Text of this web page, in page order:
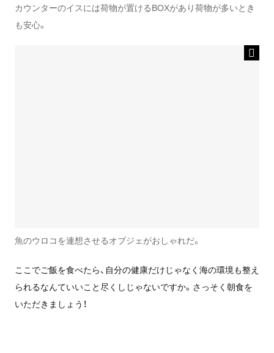
カウンターのイスには荷物が置けるBOXがあり荷物が多いとき
も安心。
魚のウロコを連想させるオブジェがおしゃれだ。
ここでご飯を食べたら、自分の健康だけじゃなく海の環境も整え
られるなんていいこと尽くしじゃないですか。さっそく朝食を
いただきましょう！